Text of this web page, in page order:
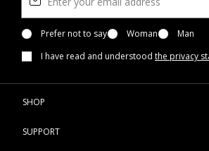
Prefer not to say Woman
Man
I have read and understood the privacy
SHOP
SUPPORT